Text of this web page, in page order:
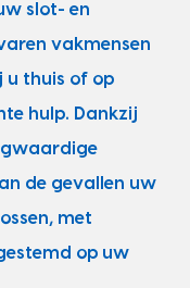
slot- en
vakmensen
u thuis of op
hulp. Dankzij
de gevallen uw
met
op uw